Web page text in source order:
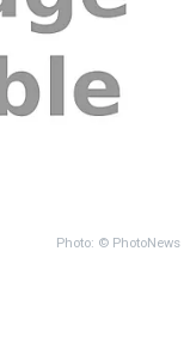
Photo: © PhotoNews